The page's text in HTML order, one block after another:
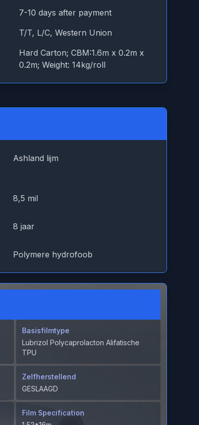
7-10 days after payment
T/T, L/C, Western Union
Hard Carton; CBM:1.6m x 0.2m x
0.2m; Weight: 14kg/roll
Ashland lijm
8,5 mil
8 jaar
Polymere hydrofoob
Basisfilmtype
Lubrizol Polycaprolacton Alifatische
TPU
Zelfherstellend
GESLAAGD
Film Specification